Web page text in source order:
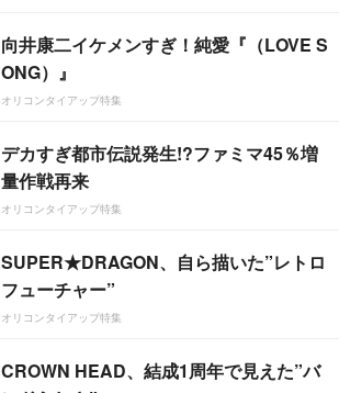
向井康二イケメンすぎ！純愛『（LOVE S
ONG）』
オリコンタイアップ特集
デカすぎ都市伝説発生!?ファミマ45％増
量作戦再来
オリコンタイアップ特集
SUPER★DRAGON、自ら描いた”レトロ
フューチャー”
オリコンタイアップ特集
CROWN HEAD、結成1周年で見えた”バ